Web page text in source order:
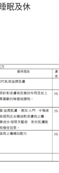
眠及休